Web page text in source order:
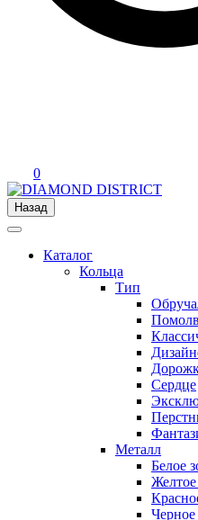
0
Назад
Каталог
Кольца
Тип
Сердце
Металл
Белое
Желтое
Черное